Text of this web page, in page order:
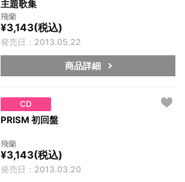
主題歌集
飛蘭
¥3,143(税込)
発売日：2013.05.22
商品詳細
CD
PRISM 初回盤
飛蘭
¥3,143(税込)
発売日：2013.03.20